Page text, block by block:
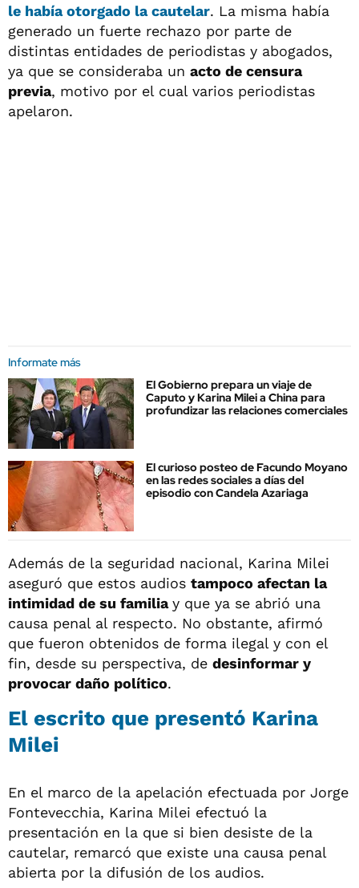
le había otorgado la cautelar. La misma había
generado un fuerte rechazo por parte de
distintas entidades de periodistas y abogados,
ya que se consideraba un acto de censura
previa, motivo por el cual varios periodistas
apelaron.
Informate más
El Gobierno prepara un viaje de
Caputo y Karina Milei a China para
profundizar las relaciones comerciales
El curioso posteo de Facundo Moyano
en las redes sociales a días del
episodio con Candela Azariaga
Además de la seguridad nacional, Karina Milei
aseguró que estos audios tampoco afectan la
intimidad de su familiay que ya se abrió una
causa penal al respecto. No obstante, afirmó
que fueron obtenidos de forma ilegal y con el
fin, desde su perspectiva, de desinformar y
provocar daño político.
El escrito que presentó Karina
Milei
En el marco de la apelación efectuada por Jorge
Fontevecchia, Karina Milei efectuó la
presentación en la que si bien desiste de la
cautelar, remarcó que existe una causa penal
abierta por la difusión de los audios.